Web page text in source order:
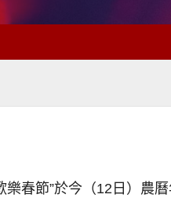
春節”於今（12日）農